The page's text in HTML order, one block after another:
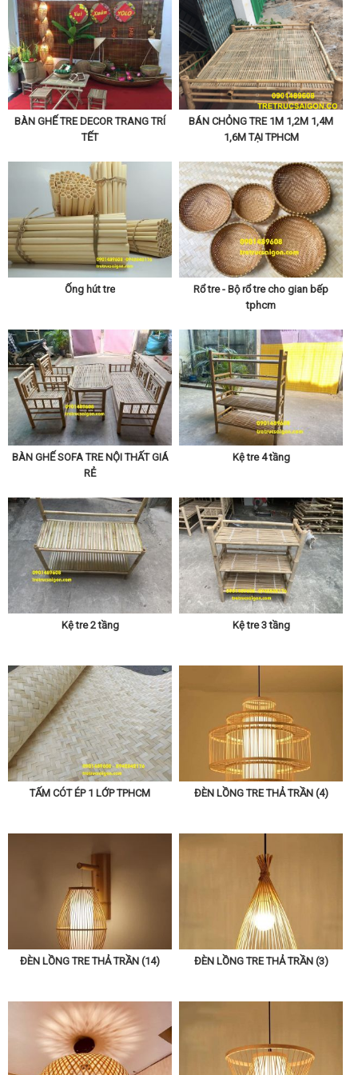
Chúng tôi chuyên cung cấp bộ nội thất tre trúc theo từng
nhu cầu của khách hàng, hãy liên hệ 0901 489 608 để
được tư vấn trực tếp chi tiết hơn.
BÀN GHẾ TRE DECOR TRANG TRÍ
TẾT
BÁN CHỎNG TRE 1M 1,2M 1,4M
1,6M TẠI TPHCM
Ống hút tre
Rổ tre - Bộ rổ tre cho gian bếp
tphcm
BÀN GHẾ SOFA TRE NỘI THẤT GIÁ
RẺ
Kệ tre 4 tầng
Kệ tre 2 tầng Kệ tre 3 tầng
TẤM CÓT ÉP 1 LỚP TPHCM ĐÈN LỒNG TRE THẢ TRẦN (4)
ĐÈN LỒNG TRE THẢ TRẦN (14) ĐÈN LỒNG TRE THẢ TRẦN (3)